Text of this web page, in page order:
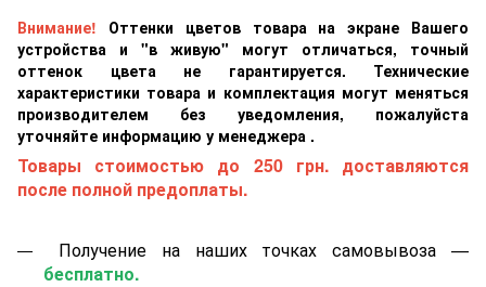
Внимание!
Оттенки цветов товара на экране Вашего
устройства и "в живую" могут отличаться, точный
оттенок цвета не гарантируется. Технические
характеристики товара и комплектация могут меняться
производителем без уведомления, пожалуйста
уточняйте информацию у менеджера .
Товары стоимостью до 250 грн. доставляются
после полной предоплаты.
Получение на наших точках самовывоза —
бесплатно.